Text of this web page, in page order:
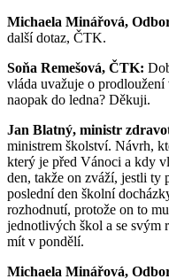
Michaela Minářová,
další dotaz, ČTK.
Soňa Remešová, ČTK:
vláda uvažuje o
naopak do ledna? Děkuji.
Jan Blatný, ministr
ministrem školství. Návrh,
který je před Vánoci a kdy
den, takže on zváží, jestli ty
poslední den školní
rozhodnutí, protože on to
jednotlivých škol a se svým
mít v pondělí.
Michaela Minářová,